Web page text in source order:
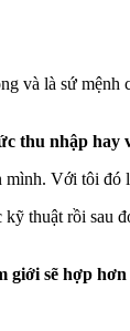
và là sứ
thu nhập hay
Với tôi đó
thuật rồi sau
sẽ hợp